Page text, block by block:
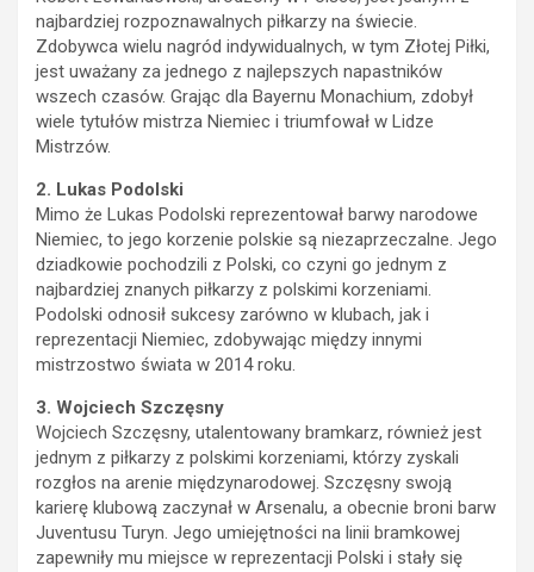
najbardziej rozpoznawalnych piłkarzy na świecie.
Zdobywca wielu nagród indywidualnych, w tym Złotej Piłki,
jest uważany za jednego z najlepszych napastników
wszech czasów. Grając dla Bayernu Monachium, zdobył
wiele tytułów mistrza Niemiec i triumfował w Lidze
Mistrzów.
2. Lukas Podolski
Mimo że Lukas Podolski reprezentował barwy narodowe
Niemiec, to jego korzenie polskie są niezaprzeczalne. Jego
dziadkowie pochodzili z Polski, co czyni go jednym z
najbardziej znanych piłkarzy z polskimi korzeniami.
Podolski odnosił sukcesy zarówno w klubach, jak i
reprezentacji Niemiec, zdobywając między innymi
mistrzostwo świata w 2014 roku.
3. Wojciech Szczęsny
Wojciech Szczęsny, utalentowany bramkarz, również jest
jednym z piłkarzy z polskimi korzeniami, którzy zyskali
rozgłos na arenie międzynarodowej. Szczęsny swoją
karierę klubową zaczynał w Arsenalu, a obecnie broni barw
Juventusu Turyn. Jego umiejętności na linii bramkowej
zapewniły mu miejsce w reprezentacji Polski i stały się